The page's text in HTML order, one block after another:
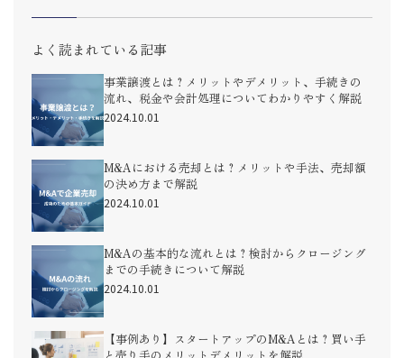
よく読まれている記事
事業譲渡とは？メリットやデメリット、手続きの
流れ、税金や会計処理についてわかりやすく解説
2024.10.01
M&Aにおける売却とは？メリットや手法、売却額
の決め方まで解説
2024.10.01
M&Aの基本的な流れとは？検討からクロージング
までの手続きについて解説
2024.10.01
【事例あり】スタートアップのM&Aとは？買い手
と売り手のメリットデメリットを解説